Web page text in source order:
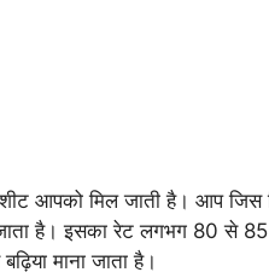
शीट आपको मिल जाती है। आप
है। इसका रेट लगभग 80 से
माना जाता है।